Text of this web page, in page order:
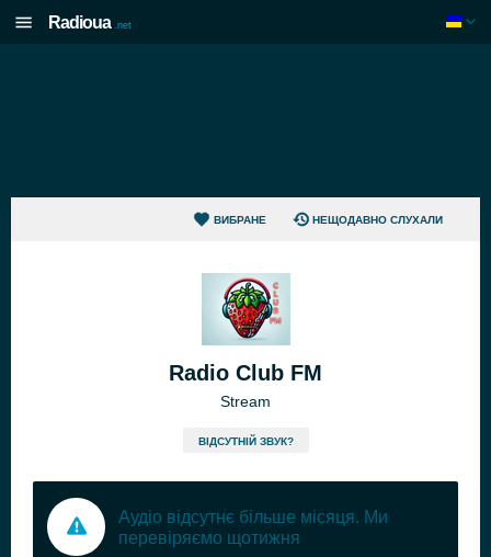
Radioua .net
ВИБРАНЕ НЕЩОДАВНО СЛУХАЛИ
Radio Club FM
Stream
ВІДСУТНІЙ ЗВУК?
Аудіо відсутнє більше місяця. Ми
перевіряємо щотижня